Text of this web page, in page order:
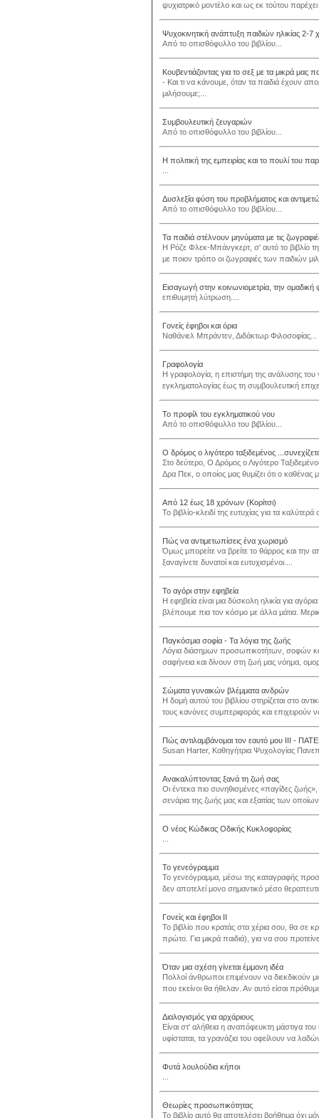
ψυχιατρικό μοντέλο και ως εκ τούτου
Ψυχοκινητική ανάπτυξη παιδιών ηλικίας 2-7
Από το οπισθόφυλλο του βιβλίου...
Κουβεντιάζοντας για το σεξ με τα μικρά μας
- Και τι να κάνουμε, όταν τα παιδιά έχουν
μιλήσουμε;...
Συμβουλευτική ζευγαριών
Από το οπισθόφυλλο του βιβλίου...
Η πολιτική της εμπειρίας και το πουλί του
Δυσλεξία φύση του προβλήματος και
Από το οπισθόφυλλο του βιβλίου...
Τα παιδιά στέλνουν μηνύματα με τις
Η Ρόζε Φλεκ-Μπάνγκερτ, σ' αυτό το βιβλίο
με ποιον τρόπο οι ζωγραφιές των παιδιών
Εισαγωγή στην κοινωνιομετρία, την
επιθυμητή λύτρωση....
Γονείς έφηβοι και όρια
Ναθάνιελ Μπράντεν, Διδάκτωρ Φιλοσοφίας...
Γραφολογία
Η γραφολογία, η επιστήμη της ανάλυσης
εγκληματολογίας έως τη συμβουλευτική
Το προφίλ του εγκληματικού νου
Από το οπισθόφυλλο του βιβλίου...
Ο δρόμος ο λιγότερο ταξιδεμένος
Στο δεύτερο, Ο Δρόμος ο Λιγότερο
Δρα Πεκ, ο οποίος μας θυμίζει ότι ο καθένας
Από 12 έως 18 χρόνων (Κορίτσι)
Το βιβλίο-κλειδί της ευτυχίας για τα
Πώς να αντιμετωπίσεις ένα χωρισμό
Όμως μπορείτε να βρείτε το θάρρος και την
ξαναγίνετε δυνατοί και ευτυχισμένοι....
Το αγόρι στην εφηβεία
Η εφηβεία είναι μια δύσκολη ηλικία για
βλέπουμε πια τον κόσμο με άλλα μάτια.
Παγκόσμια σοφία - Τα λόγια της ζωής
Λόγια διάσημων προσωπικοτήτων, σοφών
σαφήνεια και δίνουν στη ζωή μας νόημα,
Σώματα γυναικών βλέμματα ανδρών
Η δομή αυτού του βιβλίου στηρίζεται στο
τους κανόνες συμπεριφοράς και επιχειρούν
Πώς αντιλαμβάνομαι τον εαυτό μου ΙΙΙ -
Susan Harter, Καθηγήτρια Ψυχολογίας
Ανακαλύπτοντας ξανά τη ζωή σας
Οι έντεκα πιο συνηθισμένες «παγίδες
σενάρια της ζωής μας και εξαιτίας των
Ο νέος Κώδικας Οδικής Κυκλοφορίας
Το γενεόγραμμα
Το γενεόγραμμα, μέσω της καταγραφής
δεν αποτελεί μονο σημαντικό μέσο
Γονείς και έφηβοι ΙΙ
Το βιβλίο που κρατάς στα χέρια σου, θα σε
πρώτο. Για μικρά παιδιά), για να σου
Όταν μια σχέση γίνεται έμμονη ιδέα
Πολλοί άνθρωποι επιμένουν να διεκδικούν
που εκείνοι θα ήθελαν. Αν αυτό είσαι
Διαλογισμός για αρχάριους
Είναι στ' αλήθεια η αναπόφευκτη μάστιγα
υφίσταται, τα γρανάζια του οφείλουν να
Φυτά λουλούδια κήποι
Θεωρίες προσωπικότητας
Το βιβλίο αυτό θα αποτελέσει βοήθημα όχι